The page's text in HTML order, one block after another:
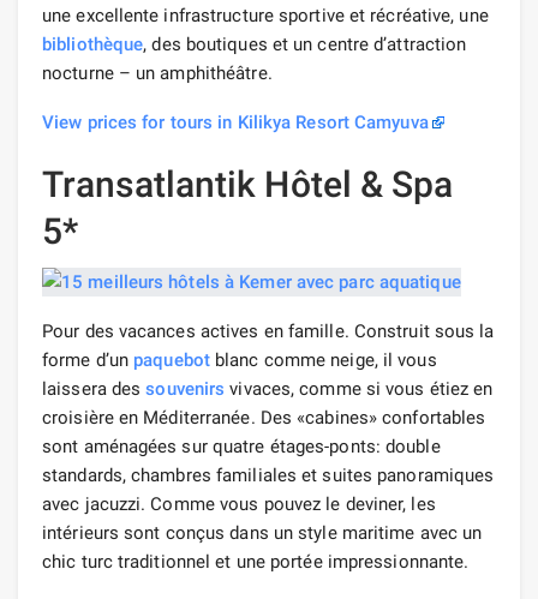
une excellente infrastructure sportive et récréative, une
bibliothèque, des boutiques et un centre d’attraction
nocturne – un amphithéâtre.
View prices for tours in Kilikya Resort Camyuva
Transatlantik Hôtel & Spa
5*
Pour des vacances actives en famille. Construit sous la
forme d’un paquebotblanc comme neige, il vous
laissera dessouvenirs vivaces, comme si vous étiez en
croisière en Méditerranée. Des «cabines» confortables
sont aménagées sur quatre étages-ponts: double
standards, chambres familiales et suites panoramiques
avec jacuzzi. Comme vous pouvez le deviner, les
intérieurs sont conçus dans un style maritime avec un
chic turc traditionnel et une portée impressionnante.